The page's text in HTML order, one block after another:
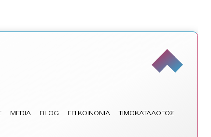
MEDIA BLOG ΕΠΙΚΟΙΝΩΝΙΑ ΤΙΜΟΚΑΤΑΛΟΓΟΣ